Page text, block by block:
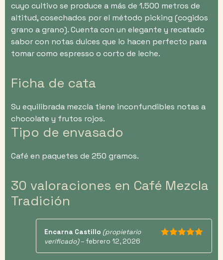
cuyo cultivo se produce a más de 1.500 metros de
altitud, cosechados por el método picking (cogidos
grano a grano). Cuenta con un elegante y recatado
sabor con notas dulces que lo hacen perfecto para
tomar como espresso o corto de leche.
Ficha de cata
Su equilibrada mezcla tiene inconfundibles notas a
chocolate y frutos rojos.
Tipo de envasado
Café en paquetes de 250 gramos.
30 valoraciones en Café Mezcla
Tradición
Encarna Castillo (propietario
verificado) – febrero 12, 2026